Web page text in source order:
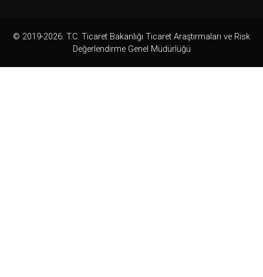
© 2019-2026. T.C. Ticaret Bakanlığı Ticaret Araştırmaları ve Risk
Değerlendirme Genel Müdürlüğü